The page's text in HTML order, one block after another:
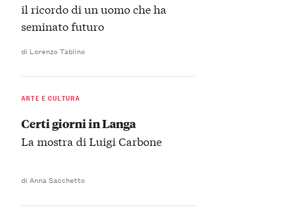
il ricordo di un uomo che ha
seminato futuro
di Lorenzo Tablino
ARTE E CULTURA
Certi giorni in Langa
La mostra di Luigi Carbone
di Anna Sacchetto